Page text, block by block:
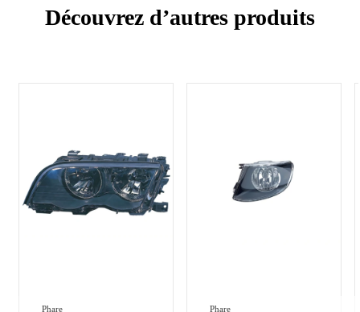
Découvrez d’autres produits
Phare Phare